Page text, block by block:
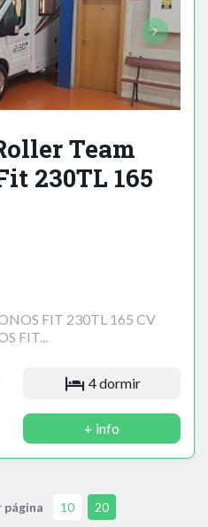
Team
230TL 165
FIT 230TL 165 CV
FIT...
4 dormir
+ info
página 10 20